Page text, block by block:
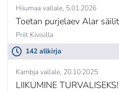
Hiiumaa vallale 5.01.2026
Toetan purjelaev Alar
Priit Kivisilla
142 allkirja
Kambja vallale 20.10.2025
LIIKUMINE TURVALISEKS!